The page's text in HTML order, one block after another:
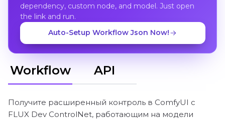
dependency, custom node, and model. Just open
the link and run.
Auto-Setup Workflow Json Now!
Workflow API
Получите расширенный контроль в ComfyUI с
FLUX Dev ControlNet, работающим на модели